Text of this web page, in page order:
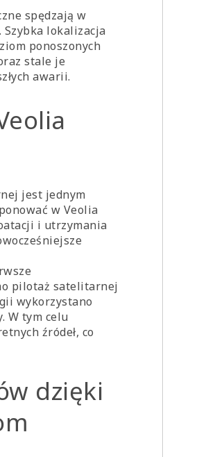
spędzają w
lokalizacja
ponoszonych
stale je
awarii.
jest jednym
w Veolia
i utrzymania
pilotaż satelitarnej
wykorzystano
W tym celu
źródeł, co
dzięki